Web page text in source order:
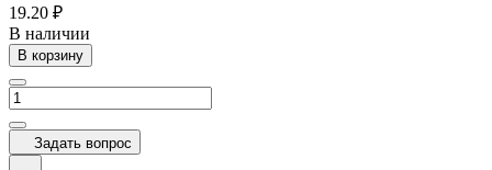
19.20 ₽
В наличии
В корзину
Задать вопрос